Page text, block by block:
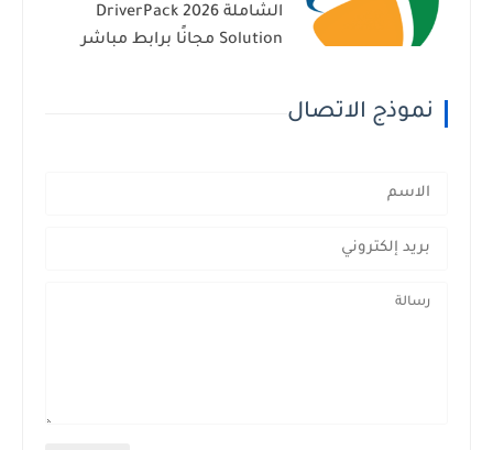
الشاملة 2026 DriverPack
Solution مجانًا برابط مباشر
نموذج الاتصال